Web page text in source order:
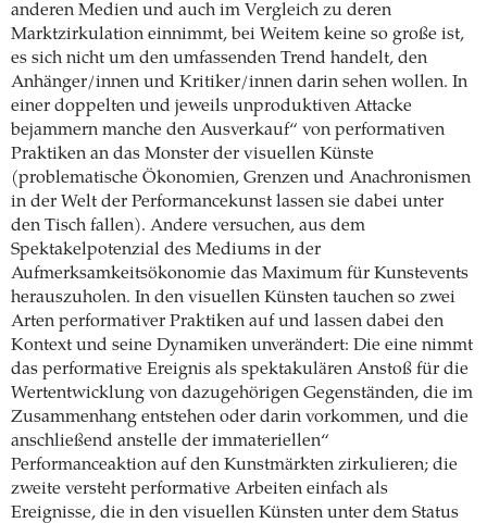
anderen Medien und auch im Vergleich zu deren
Marktzirkulation einnimmt, bei Weitem keine so große ist,
es sich nicht um den umfassenden Trend handelt, den
Anhänger/innen und Kritiker/innen darin sehen wollen. In
einer doppelten und jeweils unproduktiven Attacke
bejammern manche den Ausverkauf“ von performativen
Praktiken an das Monster der visuellen Künste
(problematische Ökonomien, Grenzen und Anachronismen
in der Welt der Performancekunst lassen sie dabei unter
den Tisch fallen). Andere versuchen, aus dem
Spektakelpotenzial des Mediums in der
Aufmerksamkeitsökonomie das Maximum für Kunstevents
herauszuholen. In den visuellen Künsten tauchen so zwei
Arten performativer Praktiken auf und lassen dabei den
Kontext und seine Dynamiken unverändert: Die eine nimmt
das performative Ereignis als spektakulären Anstoß für die
Wertentwicklung von dazugehörigen Gegenständen, die im
Zusammenhang entstehen oder darin vorkommen, und die
anschließend anstelle der immateriellen“
Performanceaktion auf den Kunstmärkten zirkulieren; die
zweite versteht performative Arbeiten einfach als
Ereignisse, die in den visuellen Künsten unter dem Status